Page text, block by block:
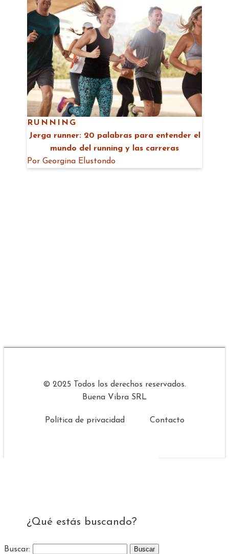
RUNNING
Jerga runner: 20 palabras para entender el
mundo del running y las carreras
Por Georgina Elustondo
© 2025 Todos los derechos reservados.
Buena Vibra SRL
Política de privacidad Contacto
¿Qué estás buscando?
Buscar: